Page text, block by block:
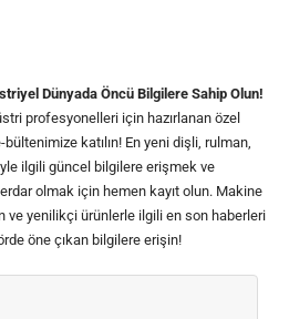
Dünyada Öncü Bilgilere Sahip Olun!
profesyonelleri için hazırlanan özel
katılın! En yeni dişli, rulman,
ilgili güncel bilgilere erişmek ve
olmak için hemen kayıt olun. Makine
ve yenilikçi ürünlerle ilgili en son haberleri
öne çıkan bilgilere erişin!